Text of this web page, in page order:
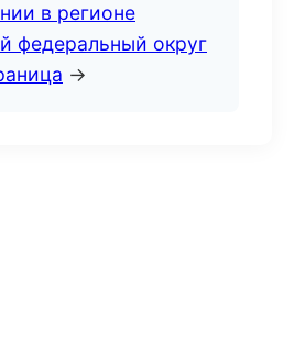
в регионе
федеральный округ
→